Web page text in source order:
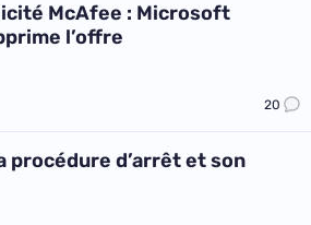
McAfee : Microsoft
l’offre
20
procédure d’arrêt et son